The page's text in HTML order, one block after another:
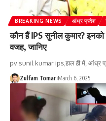
BREAKING NEWS आंध्र प्रदेश
कौन हैं IPS सुनील कुमार? इनको
वजह, जानिए
pv sunil kumar ips,हाल ही में, आंध्र
Zulfam Tomar March 6, 2025